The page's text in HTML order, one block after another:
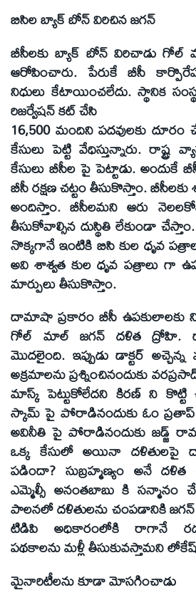
బిసిల బ్యాక్ బోన్ విరిచిన జగన్
బీసీలకు బ్యాక్ బోన్ విరిచాడు
ఆరోపించారు. పేరుకే బీసీ
నిధులు కేటాయించలేదు. స్థానిక
రిజర్వేషన్ కట్ చేసి
16,500 మందిని పదవులకు దూరం
కేసులు పెట్టి వేధిస్తున్నారు. రాష్ట్ర
కేసులు బీసీల పై పెట్టాడు. అందుకే
బీసీ రక్షణ చట్టం తీసుకొస్తాం. బీసీలకు
అందిస్తాం. బీసీలమని ఆరు
తీసుకోవాల్సిన దుస్థితి లేకుండా
నొక్కగానే ఇంటికి బిసి కుల ధృవ
అవి శాశ్వత కుల ధృవ పత్రాలు
మార్పులు తీసుకొస్తాం.
దామాషా ప్రకారం బీసీ ఉపకులాలకు
గోల్ మాల్ జగన్ దళిత ద్రోహి.
మొదలైంది. ఇప్పుడు డాక్టర్ అచ్చెన్న
అక్రమాలను ప్రశ్నించినందుకు
మాస్క్ పెట్టుకోలేదని కిరణ్ ని కొట్టి
స్కామ్ పై పోరాడినందుకు ఓం ప్రతాప్
అవినీతి పై పోరాడినందుకు జడ్జ్
ఒక్క కేసులో అయినా దళితులపై
పడిందా? సుబ్రహ్మణ్యం అనే
ఎమ్మెల్సీ అనంతబాబు కి సన్మానం
పాలనలో దళితులను చంపడానికి జగన్
టిడిపి అధికారంలోకి రాగానే
పథకాలను మళ్లీ తీసుకువస్తామని
మైనారిటీలను కూడా మోసగించాడు